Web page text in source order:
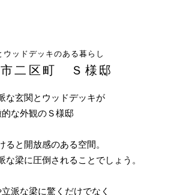
ウッドデッキのある暮らし
市二区町 Ｓ様邸
な玄関とウッドデッキが
な外観のＳ様邸
ると開放感のある空間。
な梁に圧倒されることでしょう。
派な梁に驚くだけでなく